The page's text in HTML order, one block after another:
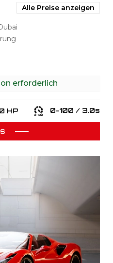
Alle Preise anzeigen
erforderlich
HP 0-100 / 3.0s